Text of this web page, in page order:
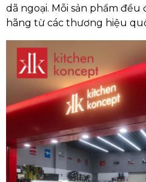
dã ngoại. Mỗi sản phẩm
hãng từ các thương hiệu